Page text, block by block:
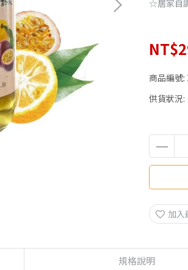
☆居家自
商品編號:
供貨狀況:
加入
規格說明